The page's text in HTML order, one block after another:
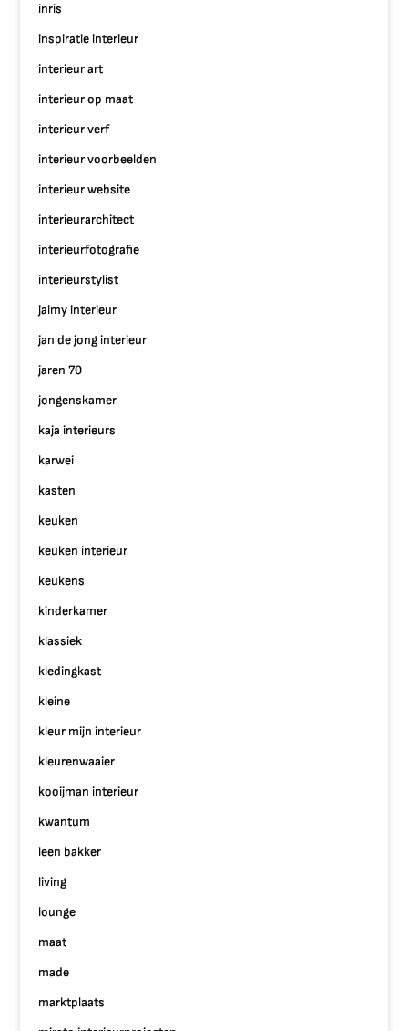
inris
inspiratie interieur
interieur art
interieur op maat
interieur verf
interieur voorbeelden
interieur website
interieurarchitect
interieurfotografie
interieurstylist
jaimy interieur
jan de jong interieur
jaren 70
jongenskamer
kaja interieurs
karwei
kasten
keuken
keuken interieur
keukens
kinderkamer
klassiek
kledingkast
kleine
kleur mijn interieur
kleurenwaaier
kooijman interieur
kwantum
leen bakker
living
lounge
maat
made
marktplaats